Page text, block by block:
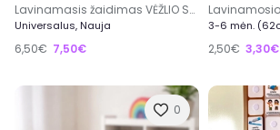
Lavinamasis žaidimas VĖŽLIO SPALVOS
Universalus, Nauja
6,50€ 7,50€
3-6 mėn.
2,50€ 3,30€
0